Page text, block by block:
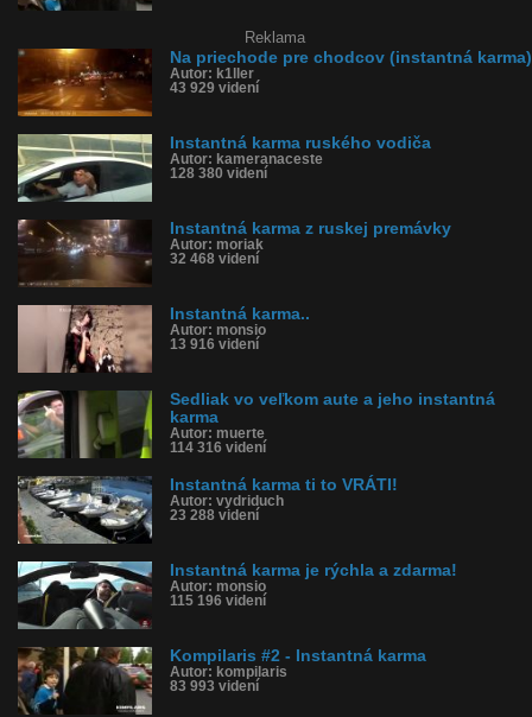
Reklama
Na priechode pre chodcov (instantná karma)
Autor: k1ller
43 929 videní
Instantná karma ruského vodiča
Autor: kameranaceste
128 380 videní
Instantná karma z ruskej premávky
Autor: moriak
32 468 videní
Instantná karma..
Autor: monsio
13 916 videní
Sedliak vo veľkom aute a jeho instantná
karma
Autor: muerte
114 316 videní
Instantná karma ti to VRÁTI!
Autor: vydriduch
23 288 videní
Instantná karma je rýchla a zdarma!
Autor: monsio
115 196 videní
Kompilaris #2 - Instantná karma
Autor: kompilaris
83 993 videní